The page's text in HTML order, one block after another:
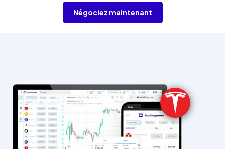
Négociez maintenant